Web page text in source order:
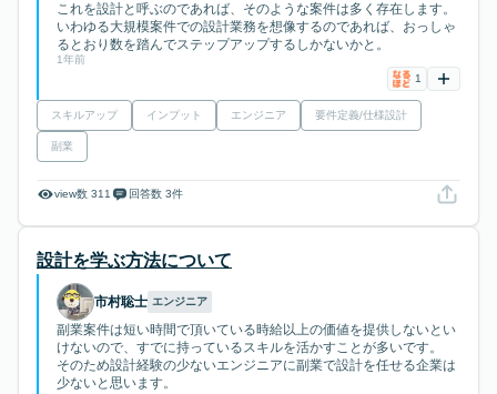
これを設計と呼ぶのであれば、そのような案件は多く存在します。
いわゆる大規模案件での設計業務を想像するのであれば、おっしゃ
るとおり数を踏んでステップアップするしかないかと。
1年前
1
スキルアップ インプット エンジニア 要件定義/仕様設計
副業
view数 311 回答数 3件
設計を学ぶ方法について
市村聡士 エンジニア
副業案件は短い時間で頂いている時給以上の価値を提供しないとい
けないので、すでに持っているスキルを活かすことが多いです。
そのため設計経験の少ないエンジニアに副業で設計を任せる企業は
少ないと思います。